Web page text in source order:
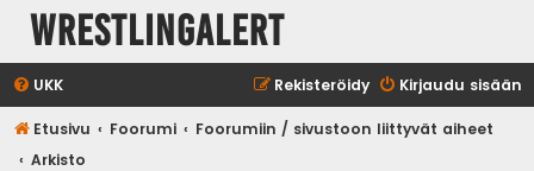
WrestlingAlert
UKK Kirjaudu sisään
Rekisteröidy
Etusivu Foorumi
Foorumiin / sivustoon liittyvät aiheet
Arkisto